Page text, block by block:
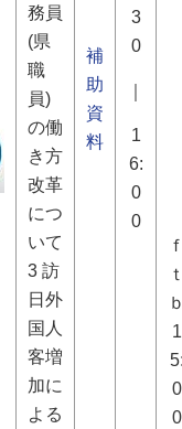
1
0
0
務員
(県
職
員)
の働
き方
改革
につ
いて
3 訪
日外
国人
客増
加に
よる
補
助
資
料
3
0
1
6:
0
0